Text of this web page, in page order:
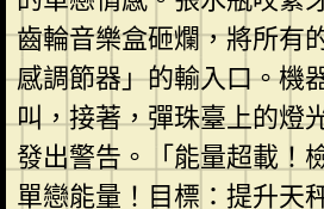
齒輪音樂盒砸爛，將所有
感調節器」的輸入口。機
叫，接著，彈珠臺上的燈
發出警告。「能量超載！
單戀能量！目標：提升天